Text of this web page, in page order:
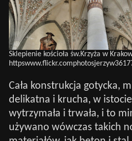
Sklepienie kościoła św.Krzyża w
Cała konstrukcja gotycka,
delikatna i krucha, w
wytrzymała i trwała, i to
używano wówczas takich